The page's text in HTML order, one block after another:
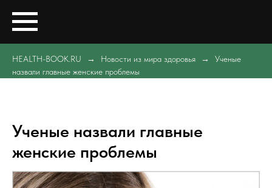
HEALTH-BOOK.RU Новости из мира здоровья
Ученые
назвали главные женские проблемы
Ученые назвали главные
женские проблемы